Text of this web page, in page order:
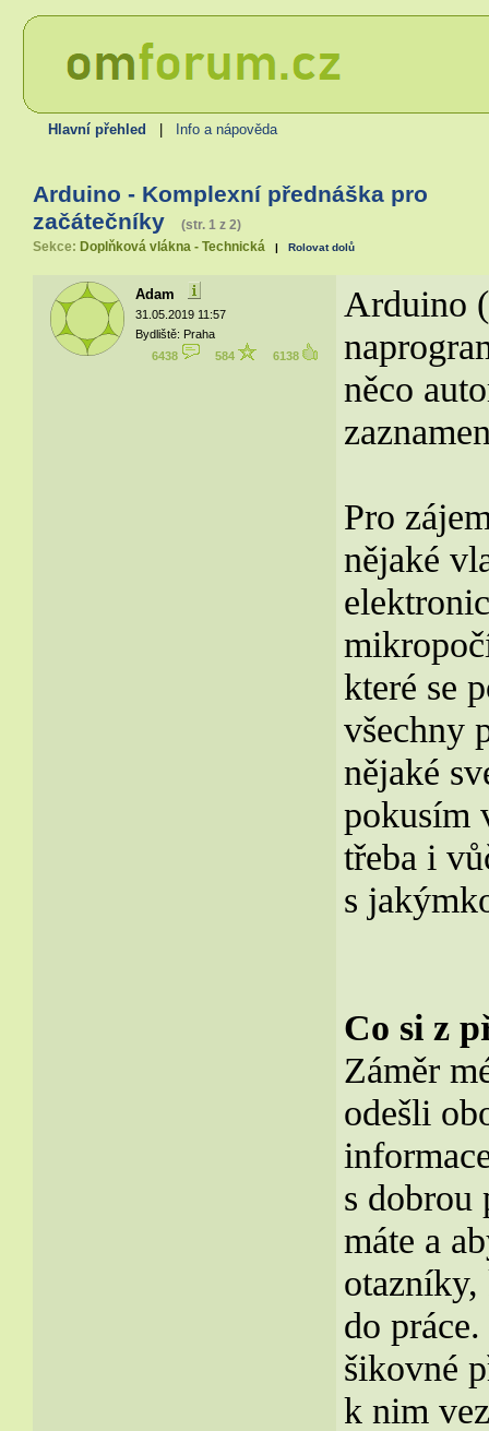
Hlavní přehled Info a nápověda
Arduino - Komplexní přednáška pro
začátečníky (str. 1 z 2)
Sekce: Doplňková vlákna - Technická | Rolovat dolů
Adam
31.05.2019 11:57
Bydliště: Praha
6438
584 6138
Arduino
něco
Pro
nějaké
které se
všechny
nějaké
pokusím
třeba i
s
Co si z
Záměr
odešli
s dobrou
máte a
do
šikovné
k nim